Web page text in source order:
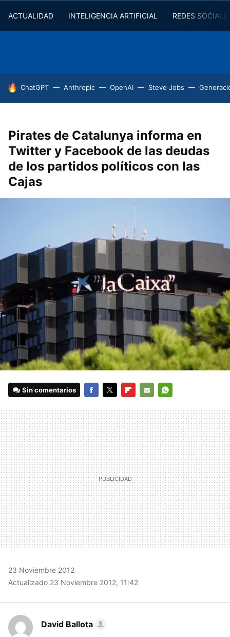
ACTUALIDAD INTELIGENCIA ARTIFICIAL REDES
HOY SE HABLA DE
ChatGPT Anthropic OpenAI Steve Jobs
Pirates de Catalunya informa en
Twitter y Facebook de las deudas
de los partidos políticos con las
Cajas
Sin comentarios
MAIL
23 Noviembre 2012
Actualizado 23 Noviembre 2012, 11:42
David Ballota